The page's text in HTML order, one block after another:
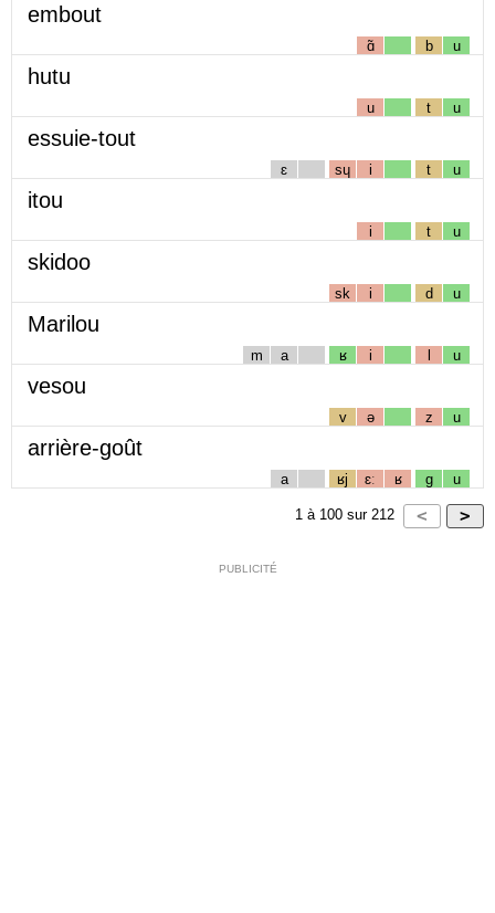
embout
ɑ̃ b u
hutu
u t u
essuie-tout
ɛ sɥ i t u
itou
i t u
skidoo
sk i d u
Marilou
m a ʁ i l u
vesou
v ə z u
arrière-goût
a ʁj ɛː ʁ g u
1 à 100 sur 212
PUBLICITÉ